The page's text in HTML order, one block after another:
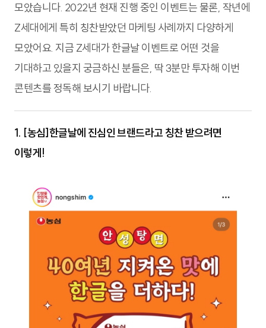
모았습니다. 2022년 현재 진행 중인 이벤트는 물론, 작년에
Z세대에게 특히 칭찬받았던 마케팅 사례까지 다양하게
모았어요. 지금 Z세대가 한글날 이벤트로 어떤 것을
기대하고 있을지 궁금하신 분들은, 딱 3분만 투자해 이번
콘텐츠를 정독해 보시기 바랍니다.
1. [농심]한글날에 진심인 브랜드라고 칭찬 받으려면
이렇게!